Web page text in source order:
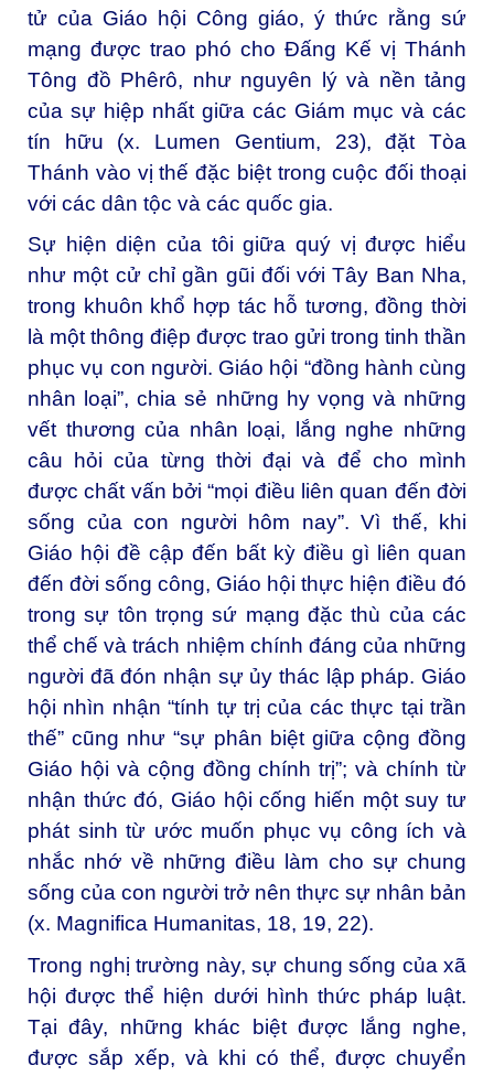
tử của Giáo hội Công giáo, ý thức rằng sứ
mạng được trao phó cho Đấng Kế vị Thánh
Tông đồ Phêrô, như nguyên lý và nền tảng
của sự hiệp nhất giữa các Giám mục và các
tín hữu (x. Lumen Gentium, 23), đặt Tòa
Thánh vào vị thế đặc biệt trong cuộc đối thoại
với các dân tộc và các quốc gia.
Sự hiện diện của tôi giữa quý vị được hiểu
như một cử chỉ gần gũi đối với Tây Ban Nha,
trong khuôn khổ hợp tác hỗ tương, đồng thời
là một thông điệp được trao gửi trong tinh thần
phục vụ con người. Giáo hội “đồng hành cùng
nhân loại”, chia sẻ những hy vọng và những
vết thương của nhân loại, lắng nghe những
câu hỏi của từng thời đại và để cho mình
được chất vấn bởi “mọi điều liên quan đến đời
sống của con người hôm nay”. Vì thế, khi
Giáo hội đề cập đến bất kỳ điều gì liên quan
đến đời sống công, Giáo hội thực hiện điều đó
trong sự tôn trọng sứ mạng đặc thù của các
thể chế và trách nhiệm chính đáng của những
người đã đón nhận sự ủy thác lập pháp. Giáo
hội nhìn nhận “tính tự trị của các thực tại trần
thế” cũng như “sự phân biệt giữa cộng đồng
Giáo hội và cộng đồng chính trị”; và chính từ
nhận thức đó, Giáo hội cống hiến một suy tư
phát sinh từ ước muốn phục vụ công ích và
nhắc nhớ về những điều làm cho sự chung
sống của con người trở nên thực sự nhân bản
(x. Magnifica Humanitas, 18, 19, 22).
Trong nghị trường này, sự chung sống của xã
hội được thể hiện dưới hình thức pháp luật.
Tại đây, những khác biệt được lắng nghe,
được sắp xếp, và khi có thể, được chuyển